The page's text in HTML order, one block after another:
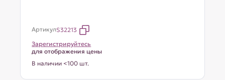
АртикулS32213
Зарегистрируйтесь
для отображения цены
В наличии <100 шт.